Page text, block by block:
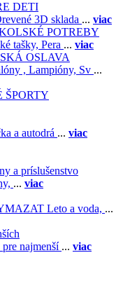
DETI
3D sklada ... viac
POTREBY
tašky, Pera ... viac
OSLAVA
, Lampióny, Sv ...
ŠPORTY
a autodrá ... viac
a príslušenstvo
... viac
Leto a voda, ...
najmenší ... viac